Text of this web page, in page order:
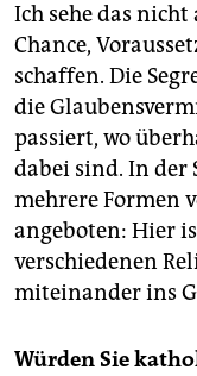
Ich sehe das
Chance,
schaffen. Die
die
passiert, wo
dabei sind. In der
mehrere Formen
angeboten: Hier
verschiedenen
miteinander ins
Würden Sie